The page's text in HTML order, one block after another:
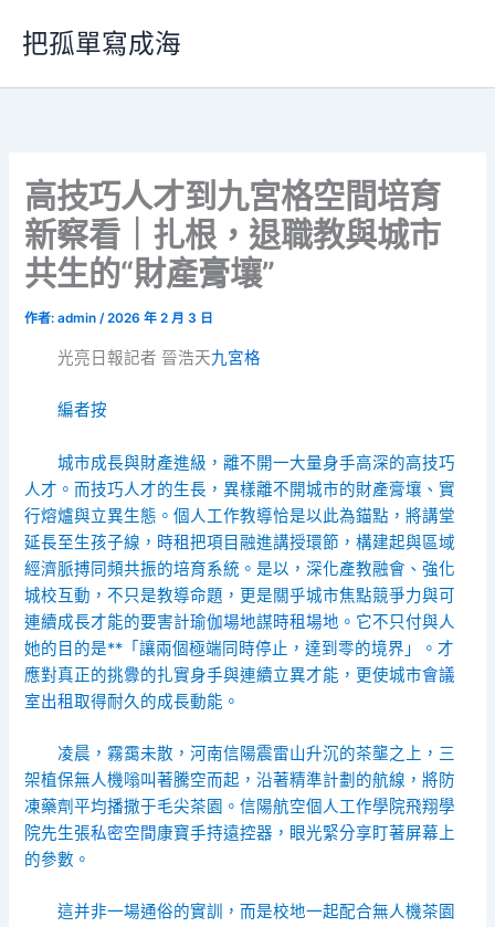
要
把孤單寫成海
高技巧人才到九宮格空間培育
新察看｜扎根，退職教與城市
共生的“財產膏壤”
作者:admin/2026 年 2 月 3 日
光亮日報記者 晉浩天九宮格
編者按
城市成長與財產進級，離不開一大量身手高深的高技巧
人才。而技巧人才的生長，異樣離不開城市的財產膏壤、實
行熔爐與立異生態。個人工作教導恰是以此為錨點，將講堂
延長至生孩子線， 時租把項目融進講授環節，構建起與區域
經濟脈搏同頻共振的培育系統。是以，深化產教融會、強化
城校互動，不只是教導命題，更是關乎城市焦點競爭力與可
連續成長才能的要害計瑜伽場地謀時租場地 。它不只付與人
她的目的是**「讓兩個極端同時停止，達到零的境界」。才
應對真正的挑釁的扎實身手與連續立異才能，更使城市會議
室出租取得耐久的成長動能。
凌晨，霧靄未散，河南信陽震雷山升沉的茶壟之上，三
架植保無人機嗡叫著騰空而起，沿著精準計劃的航線，將防
凍藥劑平均播撒于毛尖茶園。信陽航空個人工作學院飛翔學
院先生張私密空間康寶手持遠控器，眼光緊分享盯著屏幕上
的參數。
這并非一場通俗的實訓，而是校地一起配合無人機茶園